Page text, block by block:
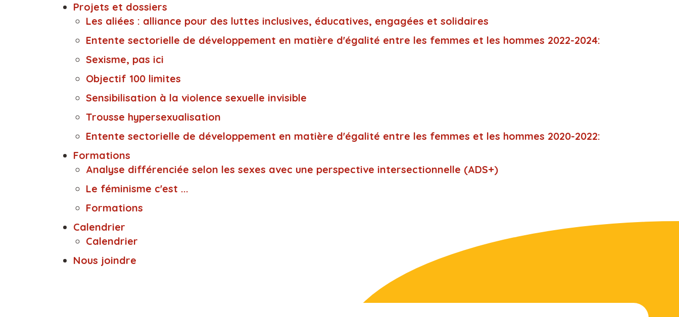
Projets et dossiers
Les aliées : alliance pour des luttes inclusives, éducatives, engagées et solidaires
Entente sectorielle de développement en matière d'égalité entre les femmes et les hommes 2022-2024:
Sexisme, pas ici
Objectif 100 limites
Sensibilisation à la violence sexuelle invisible
Trousse hypersexualisation
Entente sectorielle de développement en matière d'égalité entre les femmes et les hommes 2020-2022:
Formations
Analyse différenciée selon les sexes avec une perspective intersectionnelle (ADS+)
Le féminisme c'est ...
Formations
Calendrier
Calendrier
Nous joindre